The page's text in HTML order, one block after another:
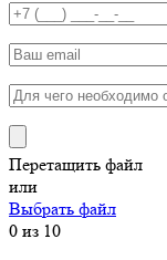
Перетащить файл
или
Выбрать файл
0 из 10